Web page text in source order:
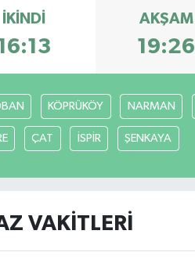
İKINDI AKŞAM
19:26
KÖPRÜKÖY NARMAN
ÇAT İSPİR ŞENKAYA
VAKITLERI